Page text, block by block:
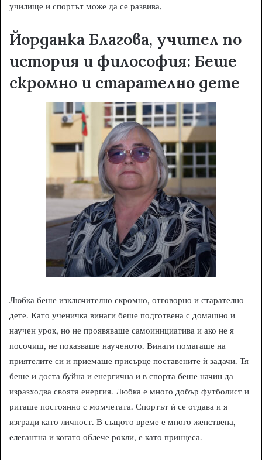
училище и спортът може да се развива.
Йорданка Благова, учител по
история и философия: Беше
скромно и старателно дете
Любка беше изключително скромно, отговорно и старателно
дете. Като ученичка винаги беше подготвена с домашно и
научен урок, но не проявяваше самоинициатива и ако не я
посочиш, не показваше наученото. Винаги помагаше на
приятелите си и приемаше присърце поставените ѝ задачи. Тя
беше и доста буйна и енергична и в спорта беше начин да
изразходва своята енергия. Любка е много добър футболист и
риташе постоянно с момчетата. Спортът ѝ се отдава и я
изгради като личност. В същото време е много женствена,
елегантна и когато облече рокли, е като принцеса.